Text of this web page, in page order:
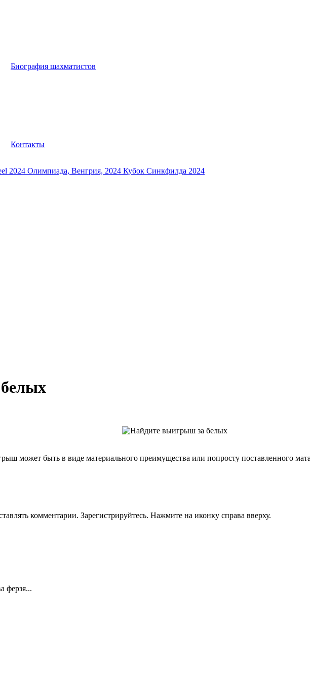
Биография шахматистов
Контакты
2024 Олимпиада, Венгрия, 2024 Кубок Синкфилда 2024
может быть в виде материального преимущества или попросту поставленного
комментарии. Зарегистрируйтесь. Нажмите на иконку справа вверху.
ферзя...